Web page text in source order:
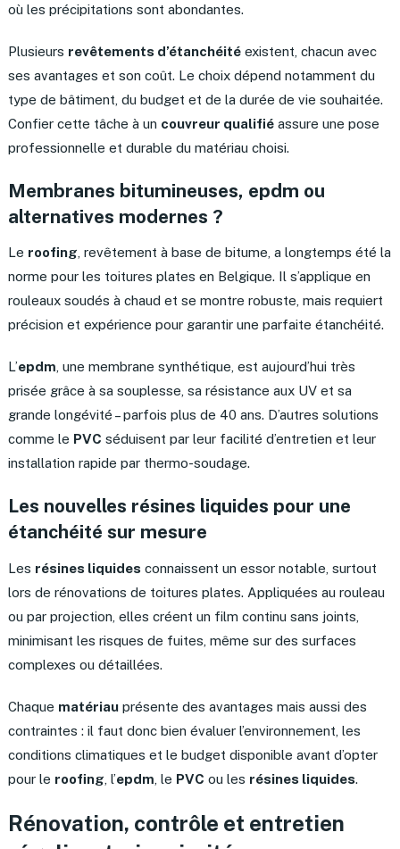
où les précipitations sont abondantes.
Plusieurs revêtements d’étanchéitéexistent, chacun avec
ses avantages et son coût. Le choix dépend notamment du
type de bâtiment, du budget et de la durée de vie souhaitée.
Confier cette tâche à un couvreur qualifiéassure une pose
professionnelle et durable du matériau choisi.
Membranes bitumineuses, epdm ou
alternatives modernes ?
Le roofing, revêtement à base de bitume, a longtemps été la
norme pour les toitures plates en Belgique. Il s’applique en
rouleaux soudés à chaud et se montre robuste, mais requiert
précision et expérience pour garantir une parfaite étanchéité.
L’epdm, une membrane synthétique, est aujourd’hui très
prisée grâce à sa souplesse, sa résistance aux UV et sa
grande longévité – parfois plus de 40 ans. D’autres solutions
comme le PVC séduisent par leur facilité d’entretien et leur
installation rapide par thermo-soudage.
Les nouvelles résines liquides pour une
étanchéité sur mesure
Les résines liquides connaissent un essor notable, surtout
lors de rénovations de toitures plates. Appliquées au rouleau
ou par projection, elles créent un film continu sans joints,
minimisant les risques de fuites, même sur des surfaces
complexes ou détaillées.
Chaque matériauprésente des avantages mais aussi des
contraintes : il faut donc bien évaluer l’environnement, les
conditions climatiques et le budget disponible avant d’opter
pour le roofing , l’epdm , le PVC ou les résines liquides.
Rénovation, contrôle et entretien